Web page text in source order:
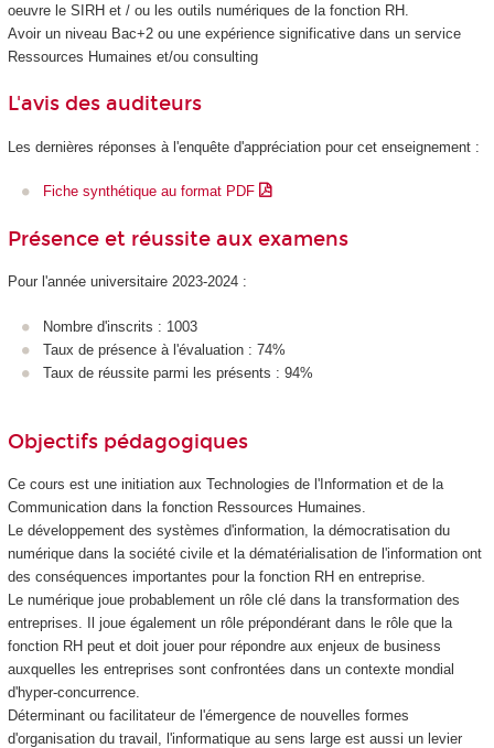
oeuvre le SIRH et / ou les outils numériques de la fonction RH.
Avoir un niveau Bac+2 ou une expérience significative dans un service
Ressources Humaines et/ou consulting
L'avis des auditeurs
Les dernières réponses à l'enquête d'appréciation pour cet enseignement :
Fiche synthétique au format PDF
Présence et réussite aux examens
Pour l'année universitaire 2023-2024 :
Nombre d'inscrits : 1003
Taux de présence à l'évaluation : 74%
Taux de réussite parmi les présents : 94%
Objectifs pédagogiques
Ce cours est une initiation aux Technologies de l'Information et de la
Communication dans la fonction Ressources Humaines.
Le développement des systèmes d'information, la démocratisation du
numérique dans la société civile et la dématérialisation de l'information ont
des conséquences importantes pour la fonction RH en entreprise.
Le numérique joue probablement un rôle clé dans la transformation des
entreprises. Il joue également un rôle prépondérant dans le rôle que la
fonction RH peut et doit jouer pour répondre aux enjeux de business
auxquelles les entreprises sont confrontées dans un contexte mondial
d'hyper-concurrence.
Déterminant ou facilitateur de l'émergence de nouvelles formes
d'organisation du travail, l'informatique au sens large est aussi un levier